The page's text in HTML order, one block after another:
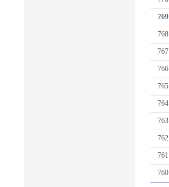
769
768
767
766
765
764
763
762
761
760